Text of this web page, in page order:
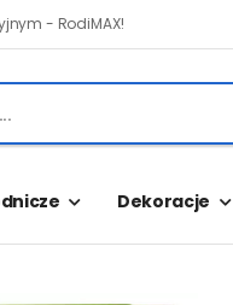
- RodiMAX!
Dekoracje